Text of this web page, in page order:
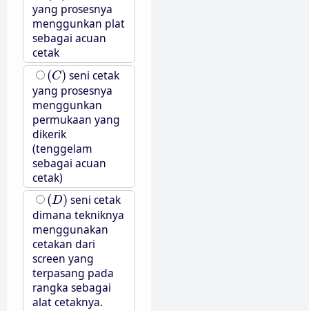
yang prosesnya
menggunkan plat
sebagai acuan
cetak
(C)
(C) seni cetak
yang prosesnya
menggunkan
permukaan yang
dikerik
(tenggelam
sebagai acuan
cetak)
(D)
(D) seni cetak
dimana tekniknya
menggunakan
cetakan dari
screen yang
terpasang pada
rangka sebagai
alat cetaknya.